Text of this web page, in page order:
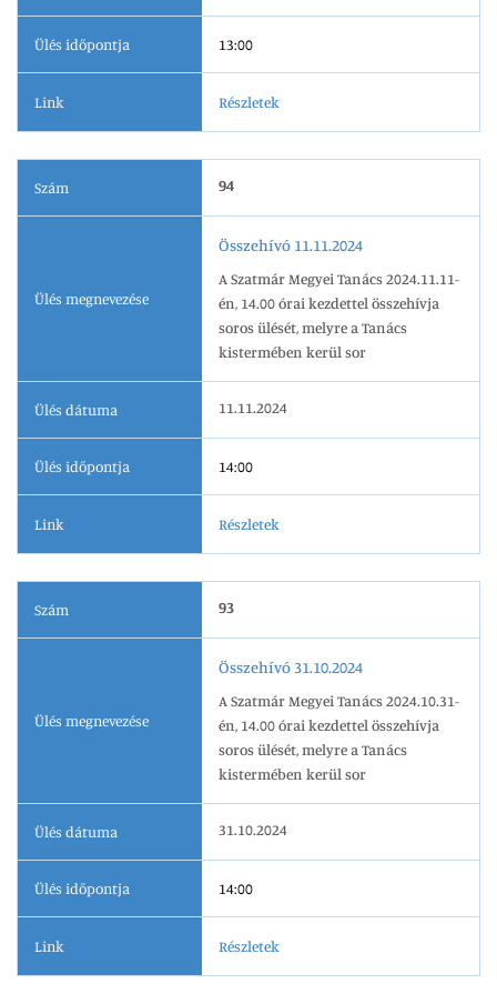
Ülés időpontja 13:00
Link Részletek
Szám 94
Ülés megnevezése
Összehívó 11.11.2024
A Szatmár Megyei Tanács 2024.11.11-
én, 14.00 órai kezdettel összehívja
soros ülését, melyre a Tanács
kistermében kerül sor
Ülés dátuma 11.11.2024
Ülés időpontja 14:00
Link Részletek
Szám 93
Ülés megnevezése
Összehívó 31.10.2024
A Szatmár Megyei Tanács 2024.10.31-
én, 14.00 órai kezdettel összehívja
soros ülését, melyre a Tanács
kistermében kerül sor
Ülés dátuma 31.10.2024
Ülés időpontja 14:00
Link Részletek